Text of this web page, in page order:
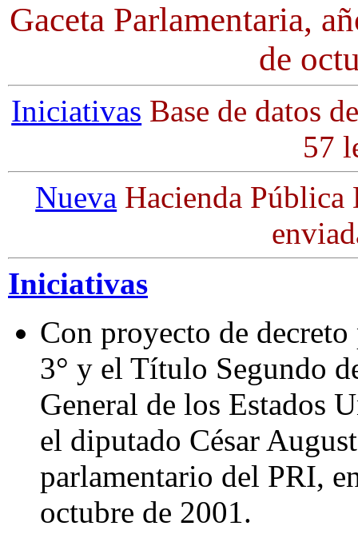
Gaceta Parlamentaria,
de
Iniciativas Base de datos
57
Nueva Hacienda
Iniciativas
Con proyecto de
3° y el Título Segundo
General de los Estados
el diputado César
parlamentario del PRI,
octubre de 2001.